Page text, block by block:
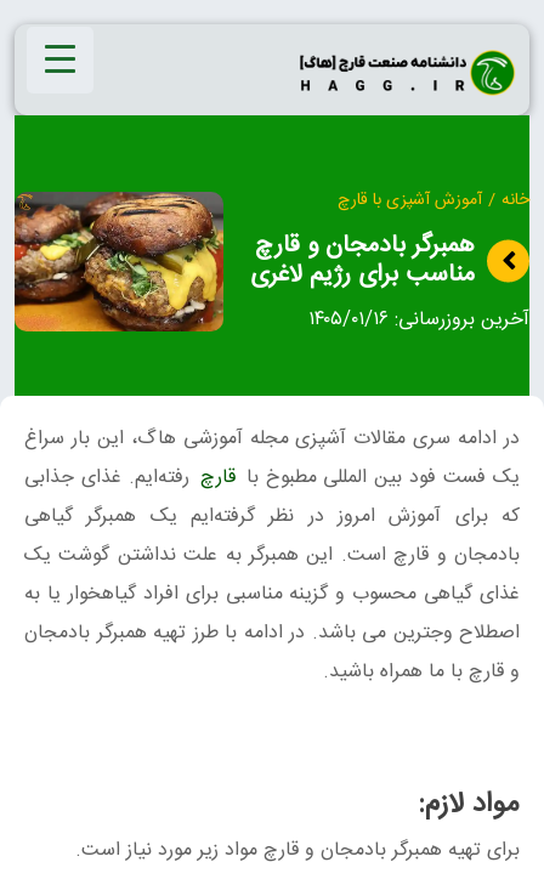
Skip
content
خانه / آموزش آشپزی با قارچ
همبرگر بادمجان و قارچ
مناسب برای رژیم لاغری
آخرین بروزرسانی: ۱۴۰۵/۰۱/۱۶
در ادامه سری مقالات آشپزی مجله آموزشی هاگ، این بار سراغ
یک فست فود بین المللی مطبوخ با قارچ رفته‌ایم. غذای جذابی
که برای آموزش امروز در نظر گرفته‌ایم یک همبرگر گیاهی
بادمجان و قارچ است. این همبرگر به علت نداشتن گوشت یک
غذای گیاهی محسوب و گزینه مناسبی برای افراد گیاهخوار یا به
اصطلاح وجترین می باشد. در ادامه با طرز تهیه همبرگر بادمجان
و قارچ با ما همراه باشید.
مواد لازم:
برای تهیه همبرگر بادمجان و قارچ مواد زیر مورد نیاز است.